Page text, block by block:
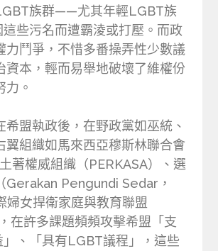
族群——尤其年輕LGBT族
些污名而遭霸淩或打壓。而政
力鬥爭，不惜多番操弄性少數議
資本，輕而易舉地破壞了維權份
力。
希盟執政後，在野政黨如巫統、
翼組織如馬來西亞穆斯林聯合會
土著權威組織（PERKASA）、選
Gerakan Pengundi Sedar，
婦女捍衛家庭與教育聯盟
在許多課題頻頻攻擊希盟「支
、「具有LGBT議程」，這些